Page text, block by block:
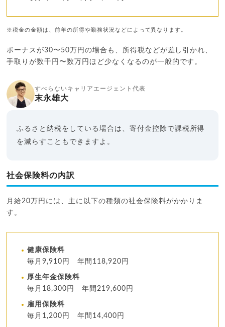
※税金の金額は、前年の所得や勤務状況などによって異なります。
ボーナスが30〜50万円の場合も、所得税などが差し引かれ、
手取りが数千円〜数万円ほど少なくなるのが一般的です。
すべらないキャリアエージェント代表
末永雄大
ふるさと納税をしている場合は、寄付金控除で課税所得
を減らすこともできますよ。
社会保険料の内訳
月給20万円には、主に以下の種類の社会保険料がかかりま
す。
健康保険料
毎月9,910円 年間118,920円
厚生年金保険料
毎月18,300円 年間219,600円
雇用保険料
毎月1,200円 年間14,400円